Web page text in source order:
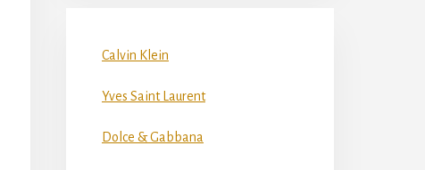
Calvin Klein
Yves Saint Laurent
Dolce & Gabbana